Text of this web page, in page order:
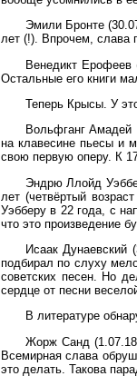
Эмили Бронте
лет (!). Впрочем, слава
Венедикт Ерофеев
Остальные его книги
Теперь Крысы. У
Вольфганг Амадей
на клавесине пьесы и
свою первую оперу. К
Эндрю Ллойд
лет (четвёртый
Уэбберу в 22 года, с
что это произведение
Исаак Дунаевский
подбирал по слуху
советских песен. Но
сердце от песни
В литературе
Жорж Санд
Всемирная слава
это делать. Такова